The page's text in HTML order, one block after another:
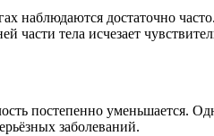
наблюдаются достаточно часто.
части тела исчезает
постепенно уменьшается.
заболеваний.